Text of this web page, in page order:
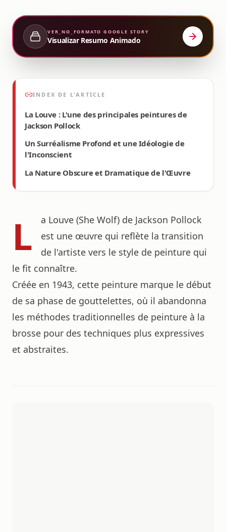
VER_NO_FORMATO GOOGLE STORY
Visualizar Resumo Animado
INDEX DE L'ARTICLE
La Louve : L'une des principales peintures de
Jackson Pollock
Un Surréalisme Profond et une Idéologie de
l'Inconscient
La Nature Obscure et Dramatique de l'Œuvre
L
a Louve (She Wolf) de Jackson Pollock
est une œuvre qui reflète la transition
de l'artiste vers le style de peinture qui
le fit connaître.
Créée en 1943, cette peinture marque le début
de sa phase de gouttelettes, où il abandonna
les méthodes traditionnelles de peinture à la
brosse pour des techniques plus expressives
et abstraites.